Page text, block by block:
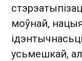
моўнай,
усьмешкай,